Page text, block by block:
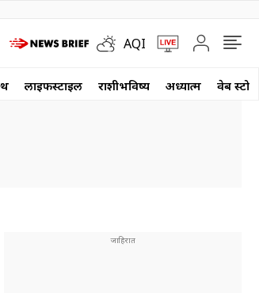
AQI
लाईफस्टाईल राशीभविष्य अध्यात्म वेब